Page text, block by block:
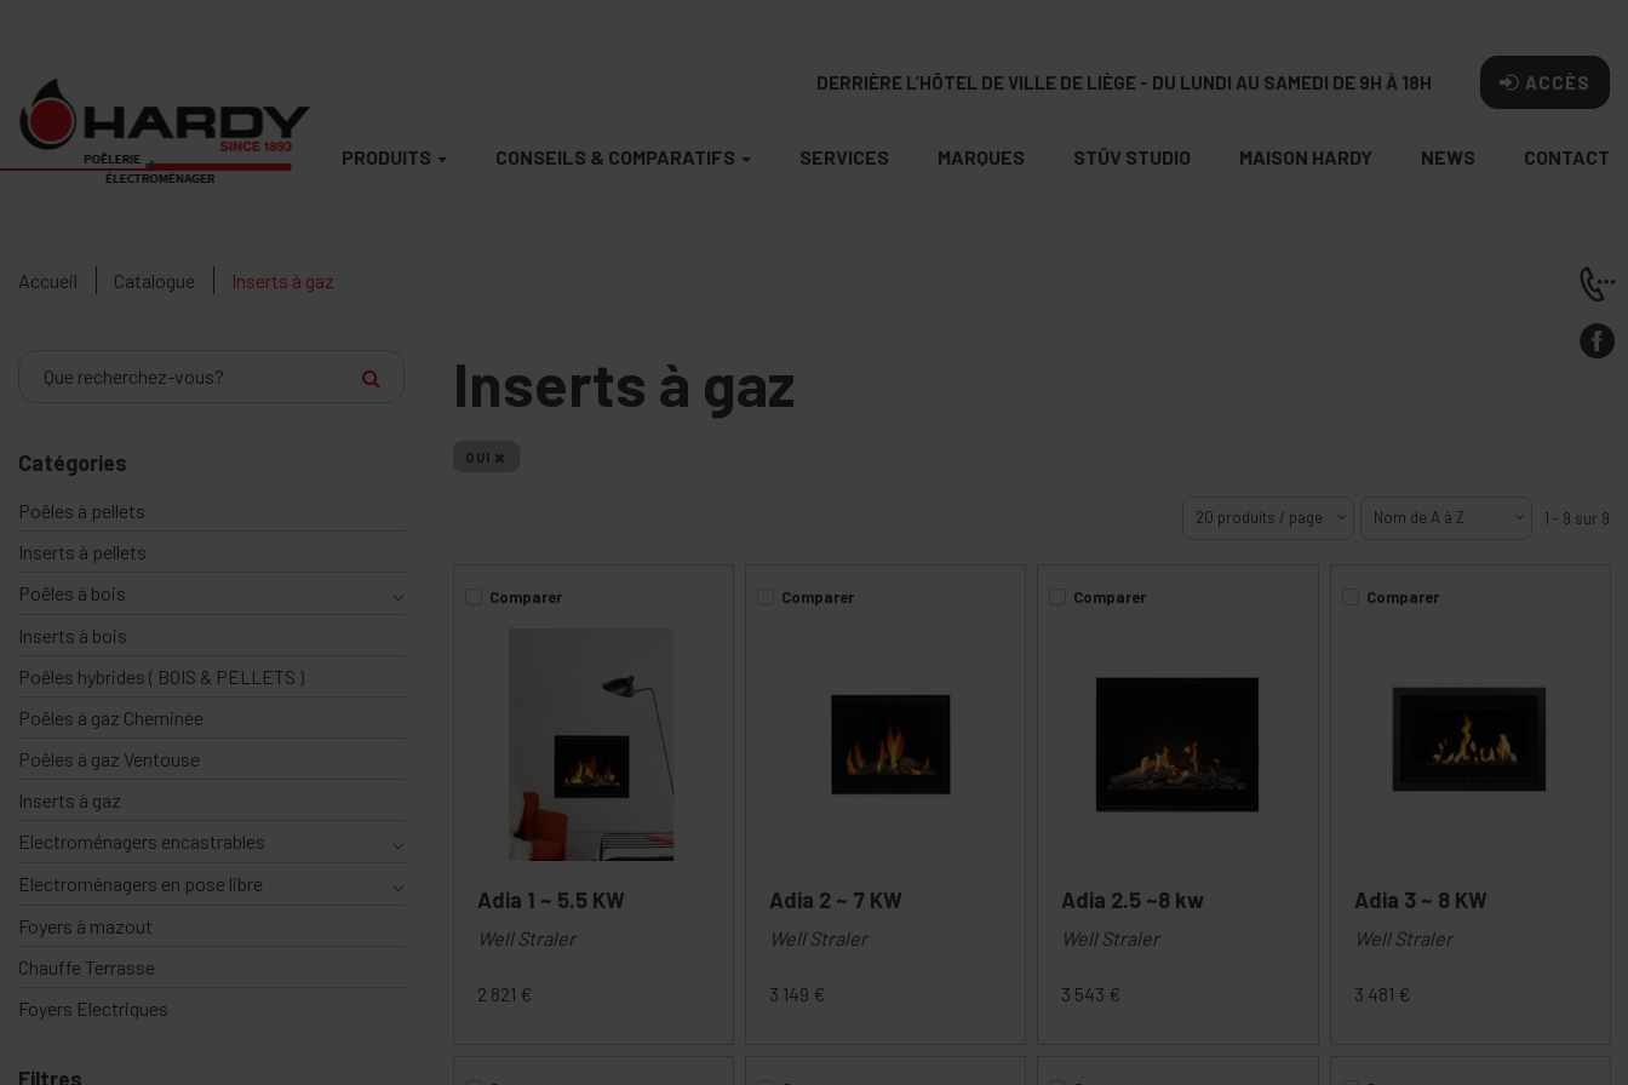
DERRIÈRE L’HÔTEL DE VILLE DE LIÈGE - DU LUNDI AU SAMEDI DE 9H À 18H ACCÈS
PRODUITS CONSEILS & COMPARATIFS SERVICES MARQUES STÛV STUDIO MAISON HARDY NEWS CONTACT
Accueil Catalogue Inserts à gaz
Catégories
Poêles à pellets
Inserts à pellets
Poêles à bois
⌵
Inserts à bois
Poêles hybrides ( BOIS & PELLETS )
Poêles à gaz Cheminée
Poêles à gaz Ventouse
Inserts à gaz
Electroménagers encastrables
⌵
Electroménagers en pose libre
⌵
Foyers à mazout
Chauffe Terrasse
Foyers Electriques
Filtres
Inserts à gaz
OUI
20 produits / page Nom de A à Z 1 - 9 sur 9
Comparer
Adia 1 ~ 5.5 KW
Well Straler
2 821 €
Comparer
Adia 2 ~ 7 KW
Well Straler
3 149 €
Comparer
Adia 2.5 ~8 kw
Well Straler
3 543 €
Comparer
Adia 3 ~ 8 KW
Well Straler
3 481 €